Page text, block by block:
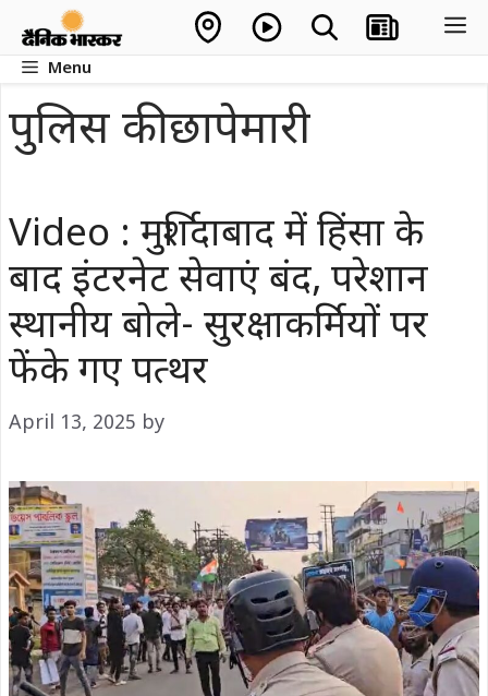
contentMenu
पुलिस की छापेमारी
Video : मुर्शिदाबाद में हिंसा के
बाद इंटरनेट सेवाएं बंद, परेशान
स्थानीय बोले- सुरक्षाकर्मियों पर
फेंके गए पत्थर
April 13, 2025 by